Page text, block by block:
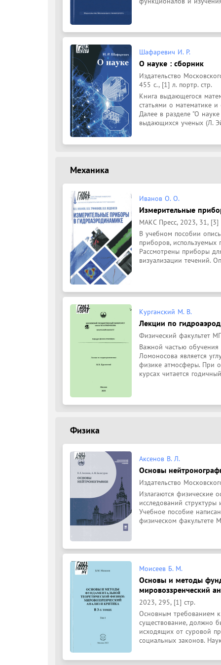
Шафаревич И. Р.
О науке : сборник
Издательство
455 с., [1] л. портр. стр.
Книга выдающегося
статьями о математике
Далее в разделе "О
выдающихся ученых (Л.
Механика
Иванов О. О.
Измерительные
МАКС Пресс, 2023, 31, [3]
В учебном пособии
приборов, используемых
Рассмотрены приборы
визуализации течений.
Курганский М. В.
Лекции по
Физический факультет
Важной частью обучения
Ломоносова является
физике атмосферы. При
курсах читается
Физика
Аксенов В. Л.
Основы
Издательство
Излагаются физические
исследований
Учебное пособие
физическом факультете
Моисеев Б. М.
Основы и методы
мировоззренческий
2023, 295, [1] стр.
Основным требованием
существование, должно
исходящих от суровой
социальных законов.